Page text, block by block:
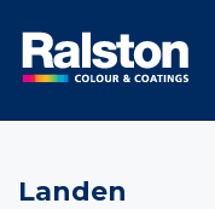
Landen